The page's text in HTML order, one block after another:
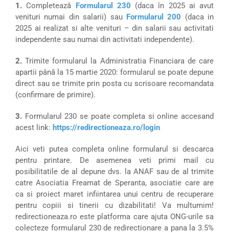
1. Completează Formularul 230 (daca în 2025 ai avut
venituri numai din salarii) sau Formularul 200 (daca in
2025 ai realizat si alte venituri – din salarii sau activitati
independente sau numai din activitati independente).
2. Trimite formularul la Administratia Financiara de care
apartii până la 15 martie 2020: formularul se poate depune
direct sau se trimite prin posta cu scrisoare recomandata
(confirmare de primire).
3. Formularul 230 se poate completa si online accesand
acest link: https://redirectioneaza.ro/login
Aici veti putea completa online formularul si descarca
pentru printare. De asemenea veti primi mail cu
posibilitatile de al depune dvs. la ANAF sau de al trimite
catre Asociatia Freamat de Speranta, asociatie care are
ca si proiect maret infiintarea unui centru de recuperare
pentru copiii si tinerii cu dizabilitati! Va multumim!
redirectioneaza.ro este platforma care ajuta ONG-urile sa
colecteze formularul 230 de redirectionare a pana la 3.5%